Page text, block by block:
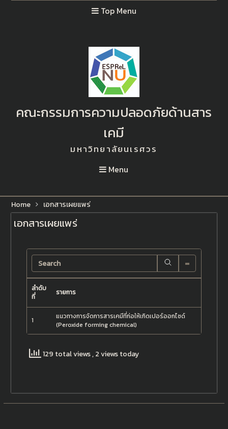
Top Menu
คณะกรรมการความปลอดภัยด้านสาร
เคมี
มหาวิทยาลัยนเรศวร
Menu
Home เอกสารเผยแพร่
เอกสารเผยแพร่
Search
ลำดับ
ที่
รายการ
1
แนวทางการจัดการสารเคมีที่ก่อให้เกิดเปอร์ออกไซด์
(Peroxide forming chemical)
129 total views, 2 views today